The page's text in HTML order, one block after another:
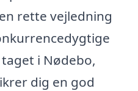
rette vejledning
i Nødebo,
dig en god